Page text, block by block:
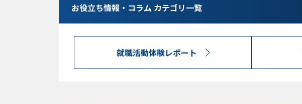
お役立ち情報・コラム カテゴリ一覧
就職活動体験レポート